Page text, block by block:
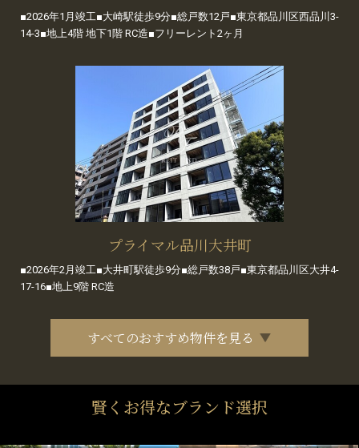
■2026年1月竣工■大崎駅徒歩9分■総戸数12戸■東京都品川区西品川3-
14-3■地上4階 地下1階 RC造■フリーレント2ヶ月
プライマル品川大井町
■2026年2月竣工■大井町駅徒歩9分■総戸数38戸■東京都品川区大井4-
17-16■地上9階 RC造
すべてのおすすめ物件を見る
賢くお得なブランド選択